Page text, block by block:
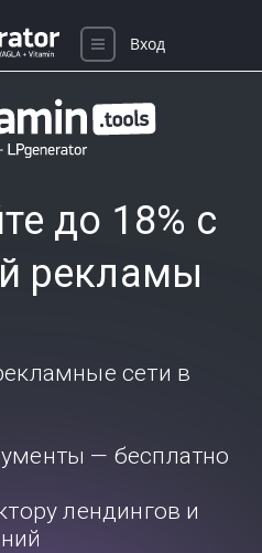
до 18% с
рекламы
сети в
— бесплатно
лендингов и
Вход